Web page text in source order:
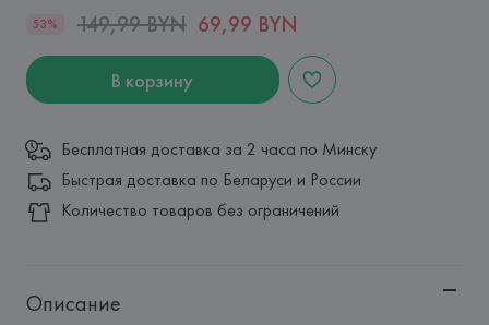
53% 149,99 BYN 69,99 BYN
В корзину
Бесплатная доставка за 2 часа по Минску
Быстрая доставка по Беларуси и России
Количество товаров без ограничений
Описание